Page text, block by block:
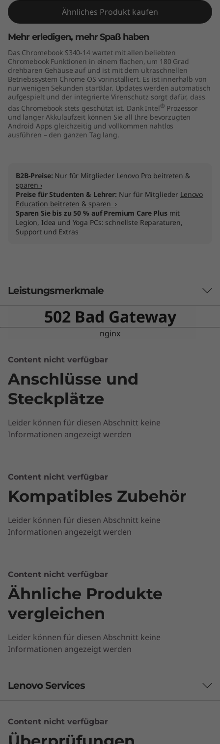
3
4
0
1
4
Ähnliches Produkt kaufen
Mehr erledigen, mehr Spaß haben
Das Chromebook S340-14 wartet mit allen beliebten
Chromebook Funktionen in einem flachen, um 180 Grad
drehbaren Gehäuse auf und ist mit dem ultraschnellen
Betriebssystem Chrome OS vorinstalliert. Es ist innerhalb von
nur wenigen Sekunden startklar. Updates werden automatisch
aufgespielt und der integrierte Virenschutz sorgt dafür, dass
das Chromebook stets geschützt ist. Dank Intel® Prozessor
und langer Akkulaufzeit können Sie all Ihre bevorzugten
Android Apps gleichzeitig und vollkommen nahtlos
ausführen – den ganzen Tag lang.
B2B-Preise: Nur für Mitglieder Lenovo Pro beitreten &
sparen ›
Preise für Studenten & Lehrer: Nur für Mitglieder Lenovo
Education beitreten & sparen ›
Sparen Sie bis zu 50 % auf Premium Care Plusmit
Legion, Idea und Yoga PCs: schnellste Reparaturen,
Support und Extras
Leistungsmerkmale
Noch schneller, einfacher und sicherer: Das
Chromebook S340-14 läuft auf einem schnellen
benutzerfreundliche Chrome OS sowie
mehrere Anwendungen vollkommen mühelos
ein großzügiges Trackpad für einen optimalen
Arbeitsfluss. Sie können dieses Chromebook
überallhin mitnehmen und Ihre Arbeit auf
effiziente Weise erledigen.
502 Bad Gateway
nginx
Content nicht verfügbar
Anschlüsse und
Steckplätze
Leider können für diesen Abschnitt keine
Informationen angezeigt werden
Content nicht verfügbar
Kompatibles Zubehör
Leider können für diesen Abschnitt keine
Informationen angezeigt werden
Content nicht verfügbar
Ähnliche Produkte
vergleichen
Leider können für diesen Abschnitt keine
Informationen angezeigt werden
Lenovo Services
Support auf hohem Niveau
Erleben Sie ultimativen technischen Support
Content nicht verfügbar